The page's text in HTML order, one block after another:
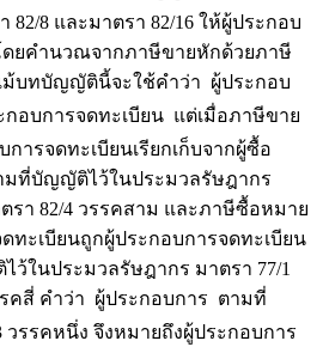
82/8 และมาตรา 82/16 ให้ผู้ประกอบ
ดยคำนวณจากภาษีขายหักด้วยภาษี
ม้บทบัญญัตินี้จะใช้คำว่า  ผู้ประกอบ
กอบการจดทะเบียน  แต่เมื่อภาษีขาย
ารจดทะเบียนเรียกเก็บจากผู้ซื้อ
มที่บัญญัติไว้ในประมวลรัษฎากร
ตรา 82/4 วรรคสาม และภาษีซื้อหมาย
ทะเบียนถูกผู้ประกอบการจดทะเบียน
ว้ในประมวลรัษฎากร มาตรา 77/1
คสี่ คำว่า  ผู้ประกอบการ  ตามที่
รรคหนึ่ง จึงหมายถึงผู้ประกอบการ